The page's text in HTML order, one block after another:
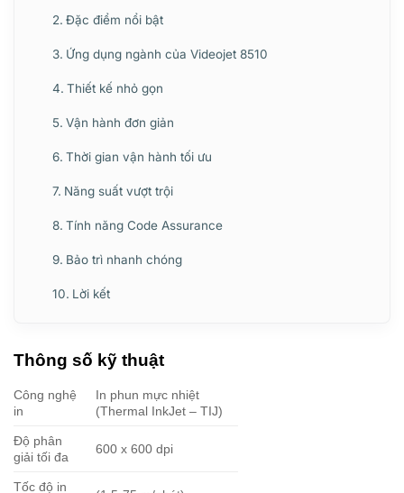
Đặc điểm nổi bật
Ứng dụng ngành của Videojet 8510
Thiết kế nhỏ gọn
Vận hành đơn giản
Thời gian vận hành tối ưu
Năng suất vượt trội
Tính năng Code Assurance
Bảo trì nhanh chóng
Lời kết
Thông số kỹ thuật
Công nghệ
in
In phun mực nhiệt
(Thermal InkJet – TIJ)
Độ phân
giải tối đa
600 x 600 dpi
Tốc độ in